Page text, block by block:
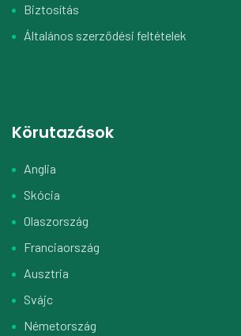
Biztosítás
Általános szerződési feltételek
Körutazások
Anglia
Skócia
Olaszország
Franciaország
Ausztria
Svájc
Németország